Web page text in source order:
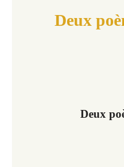
Deux
Deux